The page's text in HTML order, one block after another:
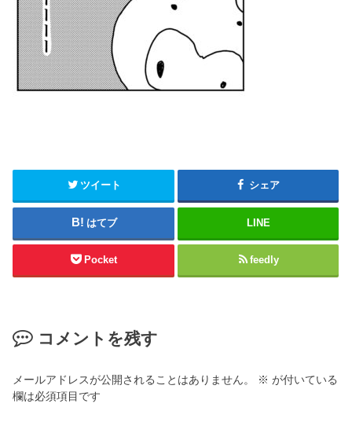
ツイート シェア
はてブ LINE
Pocket feedly
コメントを残す
メールアドレスが公開されることはありません。 ※ が付いている
欄は必須項目です